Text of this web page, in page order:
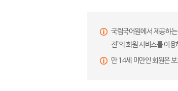
국립국어원에서 제공하
전’의 회원 서비스를 이
만 14세 미만인 회원은